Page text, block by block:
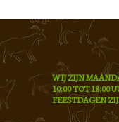
WIJ ZIJN
10:00 TOT 18:00
FEESTDAGEN